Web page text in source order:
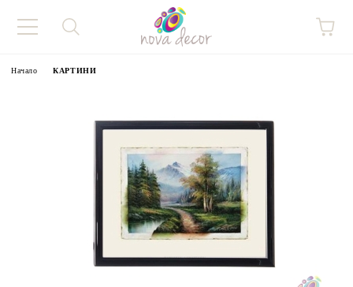
Начало КАРТИНИ